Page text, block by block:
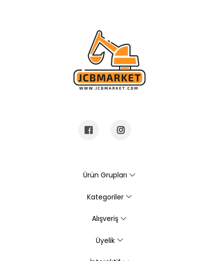
Ürün Grupları
Kategoriler
Alışveriş
Üyelik